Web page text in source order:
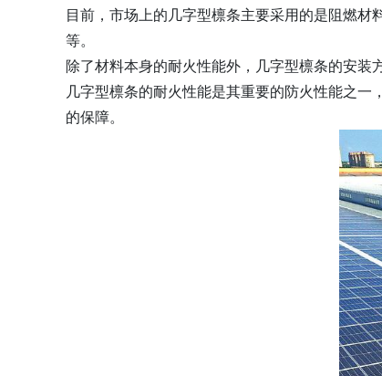
目前，市场上的几字型檩条主要采用的是阻燃
等。
除了材料本身的耐火性能外，几字型檩条的安装
几字型檩条的耐火性能是其重要的防火性能之
的保障。